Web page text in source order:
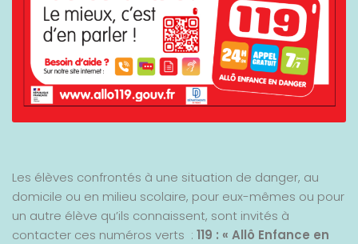
Les élèves confrontés à une situation de danger, au
domicile ou en milieu scolaire, pour eux-mêmes ou pour
un autre élève qu’ils connaissent, sont invités à
contacter ces numéros verts : 119 : « Allô Enfance en